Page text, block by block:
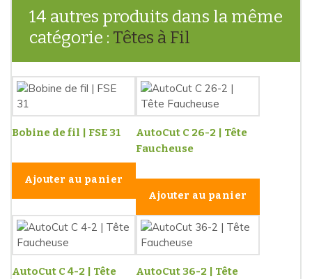
14 autres produits dans la même
catégorie :
Têtes à Fil
Bobine de fil | FSE 31
Ajouter au panier
AutoCut C 26-2 | Tête
Faucheuse
Ajouter au panier
AutoCut C 4-2 | Tête
AutoCut 36-2 | Tête